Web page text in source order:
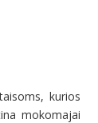
kurios
mokomajai